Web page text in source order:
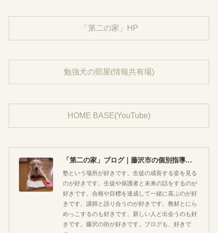
「第二の家」HP
勉強犬の部屋(情報共有場)
HOME BASE(YouTube)
「第二の家」ブログ｜藤沢市の個別指導塾のお話
塾という場所が好きです。生徒の成長する姿を見る
のが好きです。生徒や保護者と未来の話をするのが
好きです。合格や目標を達成して一緒に喜ぶのが好
きです。講師と語り合うのが好きです。教材とにら
めっこするのも好きです。新しい人と出会うのも好
きです。藤沢の街が好きです。ブログも、好きで